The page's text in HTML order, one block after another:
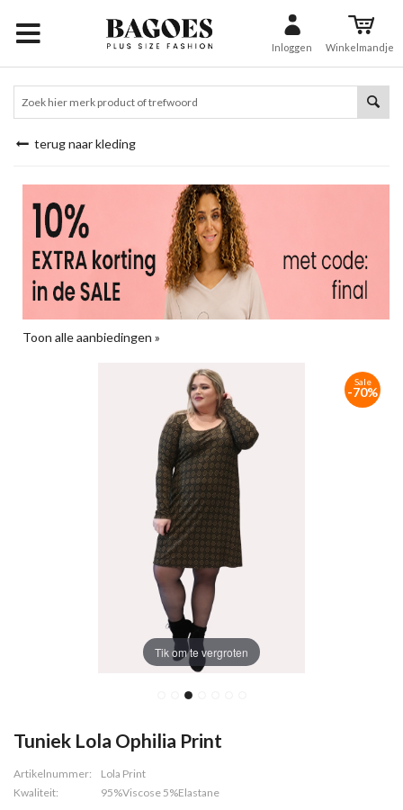
Inloggen Winkelmandje
terug naar kleding
Toon alle aanbiedingen »
Tik om te vergroten
Sale
-70%
Tuniek Lola Ophilia Print
Artikelnummer:
Lola Print
Kwaliteit:
95%Viscose 5%Elastane